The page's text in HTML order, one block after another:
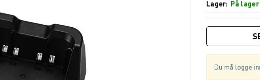
Lager
På lager
Du må logge